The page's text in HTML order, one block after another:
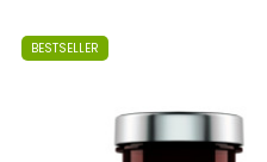
BESTSELLER